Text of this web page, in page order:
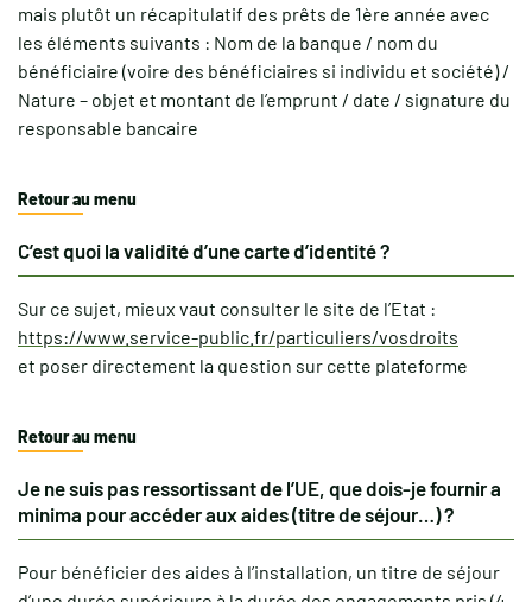
mais plutôt un récapitulatif des prêts de 1ère année avec
les éléments suivants : Nom de la banque / nom du
bénéficiaire (voire des bénéficiaires si individu et société) /
Nature – objet et montant de l’emprunt / date / signature du
responsable bancaire
Retour au menu
C’est quoi la validité d’une carte d’identité ?
Sur ce sujet, mieux vaut consulter le site de l’Etat :
https://www.service-public.fr/particuliers/vosdroits
et poser directement la question sur cette plateforme
Retour au menu
Je ne suis pas ressortissant de l’UE, que dois-je fournir a
minima pour accéder aux aides (titre de séjour…) ?
Pour bénéficier des aides à l’installation, un titre de séjour